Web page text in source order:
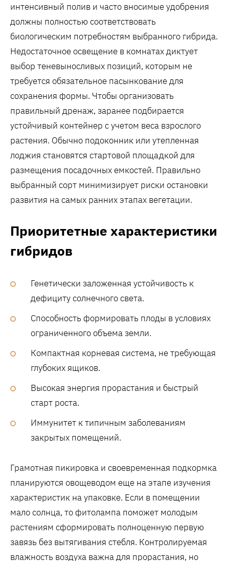
интенсивный полив и часто вносимые удобрения
должны полностью соответствовать
биологическим потребностям выбранного гибрида.
Недостаточное освещение в комнатах диктует
выбор теневыносливых позиций‚ которым не
требуется обязательное пасынкование для
сохранения формы. Чтобы организовать
правильный дренаж‚ заранее подбирается
устойчивый контейнер с учетом веса взрослого
растения. Обычно подоконник или утепленная
лоджия становятся стартовой площадкой для
размещения посадочных емкостей. Правильно
выбранный сорт минимизирует риски остановки
развития на самых ранних этапах вегетации.
Приоритетные характеристики
гибридов
Генетически заложенная устойчивость к
дефициту солнечного света.
Способность формировать плоды в условиях
ограниченного объема земли.
Компактная корневая система‚ не требующая
глубоких ящиков.
Высокая энергия прорастания и быстрый
старт роста.
Иммунитет к типичным заболеваниям
закрытых помещений.
Грамотная пикировка и своевременная подкормка
планируются овощеводом еще на этапе изучения
характеристик на упаковке. Если в помещении
мало солнца‚ то фитолампа поможет молодым
растениям сформировать полноценную первую
завязь без вытягивания стебля. Контролируемая
влажность воздуха важна для прорастания‚ но